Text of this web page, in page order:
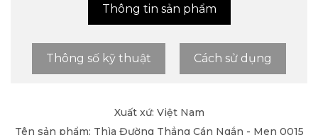
Thông tin sản phẩm
Thông số kỹ thuật Cách sử dụng
Xuất xứ: Việt Nam
Tên sản phẩm: Thìa Đường Thẳng Cán Ngắn - Men 0015